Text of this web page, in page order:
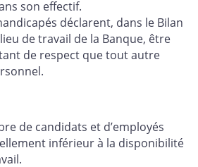
son effectif.
déclarent, dans le Bilan
de travail de la Banque, être
de respect que tout autre
de candidats et d’employés
inférieur à la disponibilité